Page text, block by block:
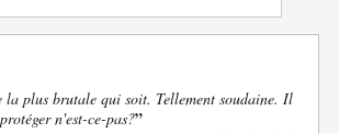
la plus brutale qui soit. Tellement soudaine. Il
n'est-ce-pas?”